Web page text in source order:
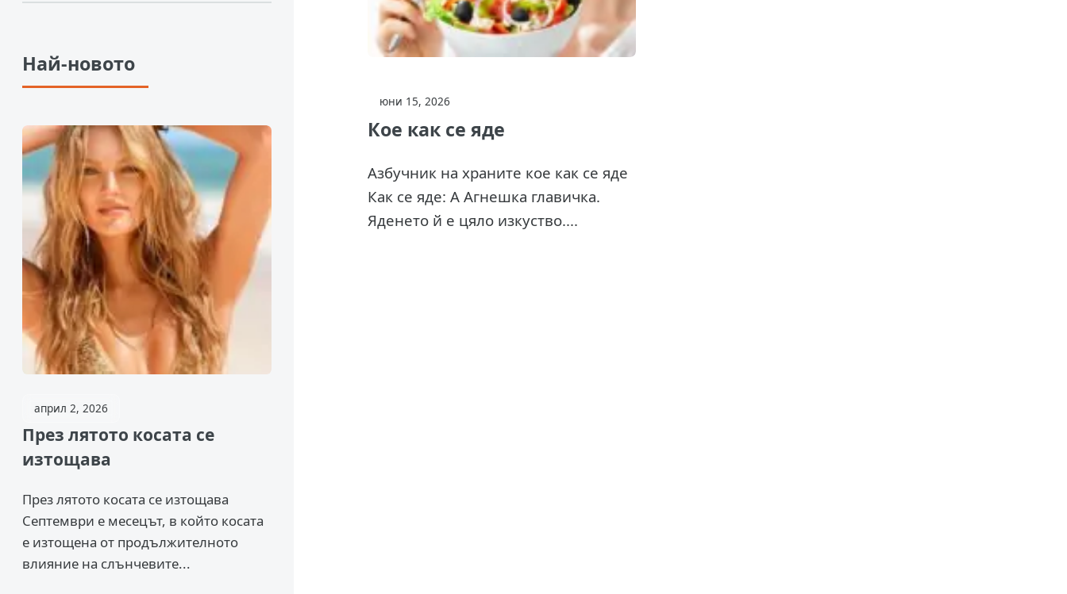
юни 15, 2026
Кое как се яде
Азбучник на храните кое как се яде
Как се яде: А Агнешка главичка.
Яденето й е цяло изкуство....
Най-новото
април 2, 2026
През лятото косата се
изтощава
През лятото косата се изтощава
Септември е месецът, в който косата
е изтощена от продължителното
влияние на слънчевите...